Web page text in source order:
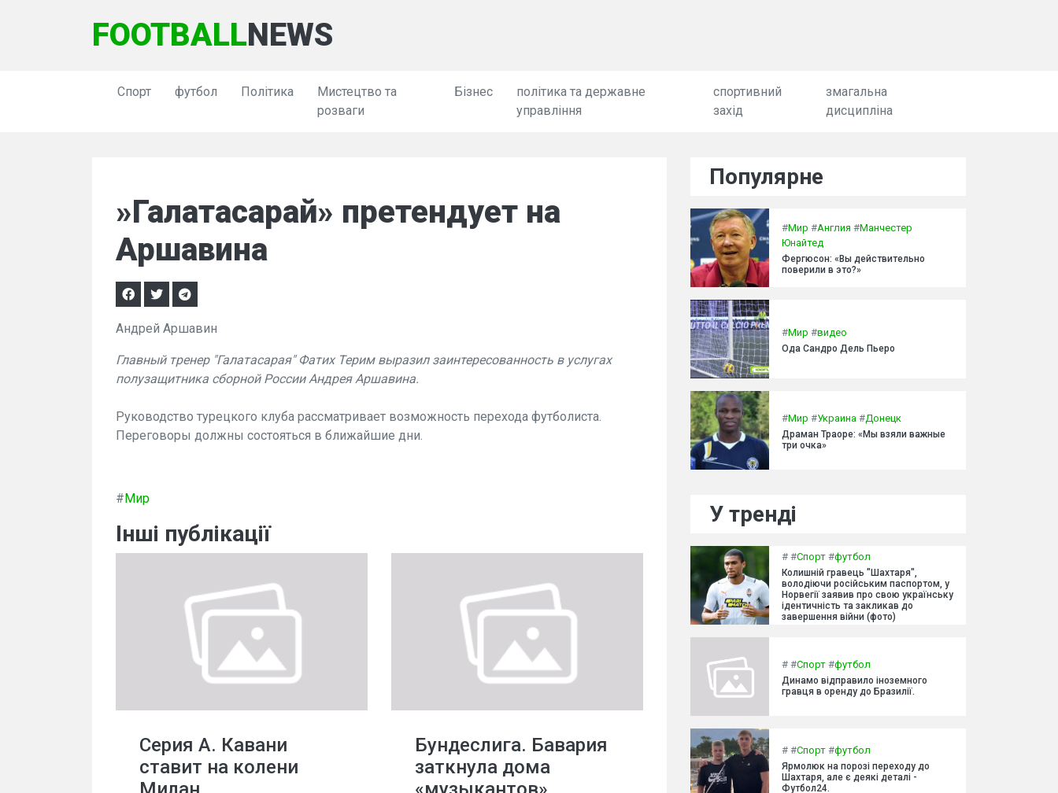
FOOTBALLNEWS
Спорт футбол Політика
Мистецтво та
розваги
Бізнес
політика та державне
управління
спортивний
захід
змагальна
дисципліна
»Галатасарай» претендует на
Аршавина
Андрей Аршавин
Главный тренер "Галатасарая" Фатих Терим выразил заинтересованность в услугах
полузащитника сборной России Андрея Аршавина.
Руководство турецкого клуба рассматривает возможность перехода футболиста.
Переговоры должны состояться в ближайшие дни.
#Мир
Інші публікації
Серия А. Кавани
ставит на колени
Бундеслига. Бавария
заткнула дома
Популярне
#Мир #Англия #Манчестер
Юнайтед
Фергюсон: «Вы действительно
поверили в это?»
#Мир #видео
Ода Сандро Дель Пьеро
#Мир #Украина #Донецк
Драман Траоре: «Мы взяли важные
три очка»
У тренді
# #Спорт #футбол
Колишній гравець "Шахтаря",
володіючи російським паспортом, у
Норвегії заявив про свою українську
ідентичність та закликав до
завершення війни (фото)
# #Спорт #футбол
Динамо відправило іноземного
гравця в оренду до Бразилії.
# #Спорт #футбол
Ярмолюк на порозі переходу до
Шахтаря, але є деякі деталі -
Футбол24.